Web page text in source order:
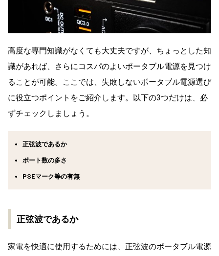
高度な専門知識がなくても大丈夫ですが、ちょっとした知
識があれば、さらにコスパのよいポータブル電源を見つけ
ることが可能。ここでは、失敗しないポータブル電源選び
に役立つポイントをご紹介します。以下の3つだけは、必
ずチェックしましょう。
正弦波であるか
ポート数の多さ
PSEマーク等の有無
正弦波であるか
家電を快適に使用するためには、正弦波のポータブル電源